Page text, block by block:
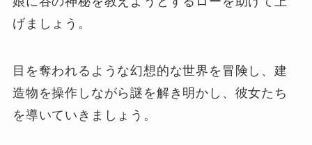
げましょう。
目を奪われるような幻想的な世界を冒険し、建
造物を操作しながら謎を解き明かし、彼女たち
を導いていきましょう。